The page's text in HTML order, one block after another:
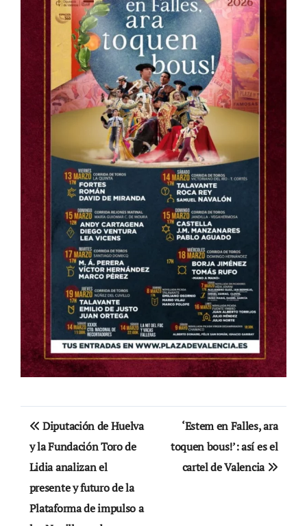
Navegación
de
entradas
Diputación de Huelva
y la Fundación Toro de
Lidia analizan el
presente y futuro de la
Plataforma de impulso a
‘Estem en Falles, ara
toquen bous!’: así es el
cartel de Valencia